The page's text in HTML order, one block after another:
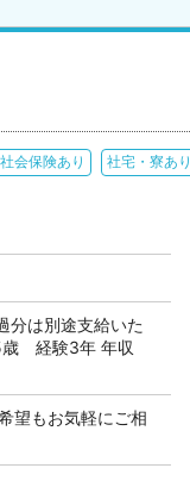
社会保険あり 社宅・寮あり
は別途支給いた
歳 経験3年 年収
望もお気軽にご相